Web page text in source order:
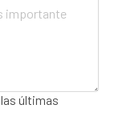
últimas